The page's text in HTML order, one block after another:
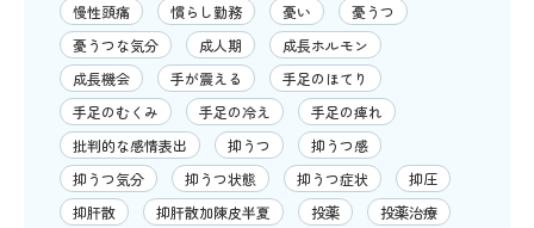
慢性頭痛
慣らし勤務 憂い
憂うつ
憂うつな気分
成人期
成長ホルモン
成長機会
手が震える
手足のほてり
手足のむくみ
手足の冷え
手足の痺れ
批判的な感情表出
抑うつ
抑うつ感
抑うつ気分
抑うつ状態 抑うつ症状
抑圧
抑肝散
抑肝散加陳皮半夏 投薬
投薬治療